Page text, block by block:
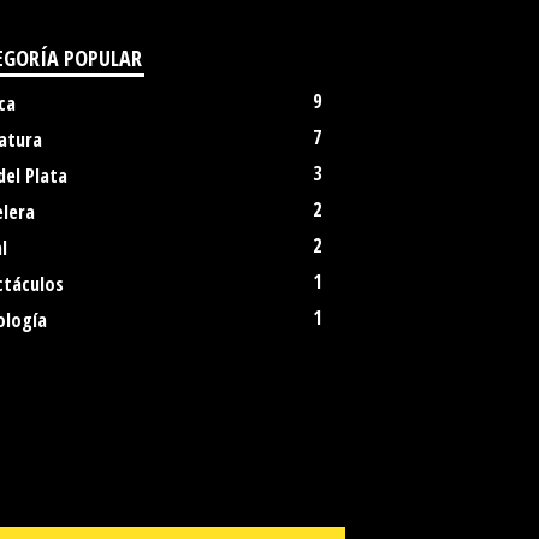
POPULAR
9
7
Plata
3
2
2
1
1